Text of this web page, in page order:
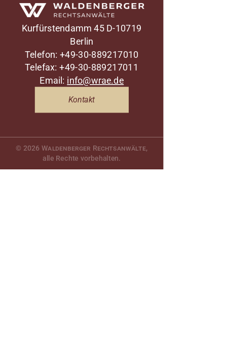
Waldenberger Rechtsanwälte
Kurfürstendamm 45 D-10719
Berlin
Telefon: +49-30-889217010
Telefax: +49-30-889217011
Email: info@wrae.de
Kontakt
© 2026 Waldenberger Rechtsanwälte,
alle Rechte vorbehalten.